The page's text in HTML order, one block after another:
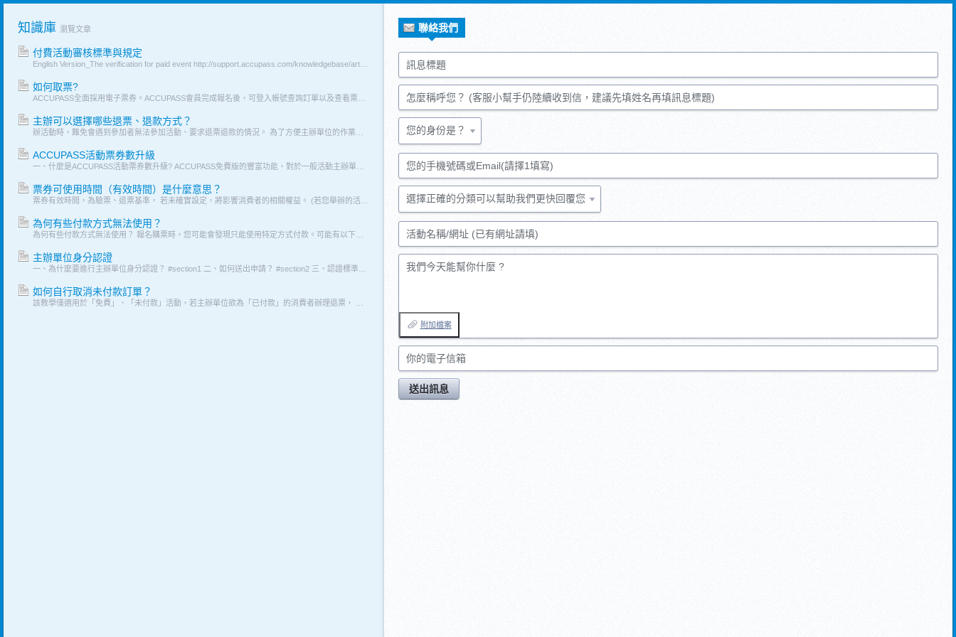
知識庫 瀏覽文章
付費活動審核標準與規定
如何取票?
主辦可以選擇哪些退票、退款方式？
ACCUPASS活動票券數升級
票券可使用時間（有效時間）是什麼意思？
為何有些付款方式無法使用？
主辦單位身分認證
如何自行取消未付款訂單？
聯絡我們
訊息標題
怎麼稱呼您？ (客服小幫手仍陸續收到信，建議先填姓名再填訊息標題)
您的身份是？
您的手機號碼或Email(請擇1填寫)
選擇正確的分類可以幫助我們更快回覆您
活動名稱/網址 (已有網址請填)
我們今天能幫你什麼 ?
附加檔案
你的電子信箱
送出訊息